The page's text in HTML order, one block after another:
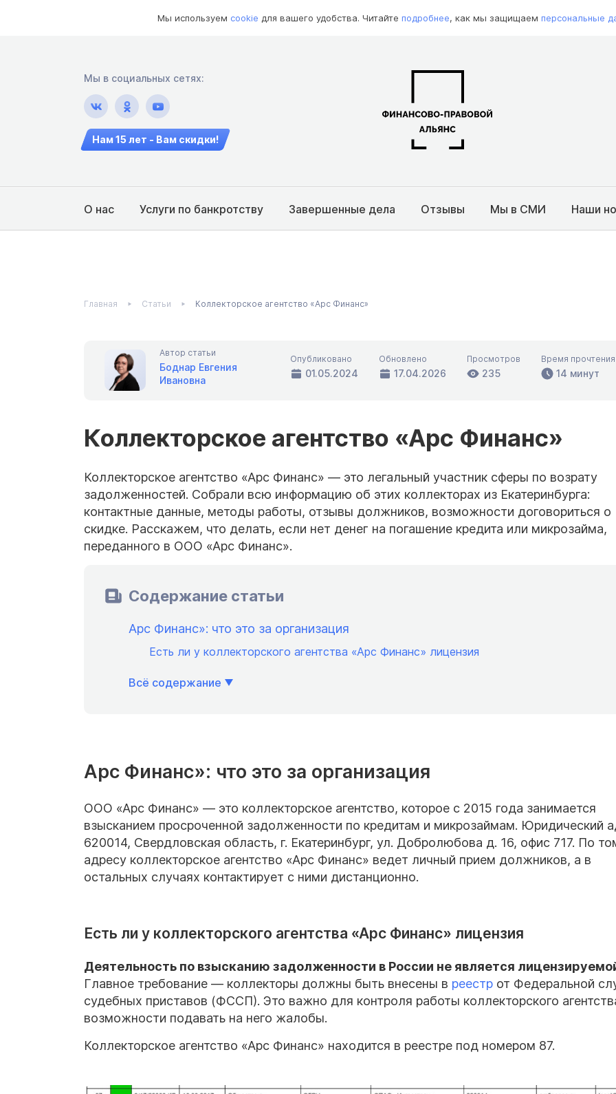
Мы используем cookie для вашего удобства. Читайте подробнее, как мы защищаем персональные
Мы в социальных сетях:
Нам 15 лет - Вам скидки!
О нас Услуги по банкротству Завершенные дела Отзывы Мы в СМИ Наши
Главная Статьи Коллекторское агентство «Арс Финанс»
Автор статьи
Боднар Евгения
Ивановна
Опубликовано
01.05.2024
Обновлено
17.04.2026
Просмотров
235
Время прочтения
14 минут
Коллекторское агентство «Арс Финанс»
Коллекторское агентство «Арс Финанс» — это легальный участник сферы по возрату
задолженностей. Собрали всю информацию об этих коллекторах из Екатеринбурга:
контактные данные, методы работы, отзывы должников, возможности договориться о
скидке. Расскажем, что делать, если нет денег на погашение кредита или микрозайма,
переданного в ООО «Арс Финанс».
Содержание статьи
Арс Финанс»: что это за организация
Есть ли у коллекторского агентства «Арс Финанс» лицензия
Всё содержание
Арс Финанс»: что это за организация
ООО «Арс Финанс» — это коллекторское агентство, которое с 2015 года занимается
взысканием просроченной задолженности по кредитам и микрозаймам. Юридический
620014, Свердловская область, г. Екатеринбург, ул. Добролюбова д. 16, офис 717. По
адресу коллекторское агентство «Арс Финанс» ведет личный прием должников, а в
остальных случаях контактирует с ними дистанционно.
Есть ли у коллекторского агентства «Арс Финанс» лицензия
Деятельность по взысканию задолженности в России не является
Главное требование — коллекторы должны быть внесены в реестр от Федеральной
судебных приставов (ФССП). Это важно для контроля работы коллекторского
возможности подавать на него жалобы.
Коллекторское агентство «Арс Финанс» находится в реестре под номером 87.